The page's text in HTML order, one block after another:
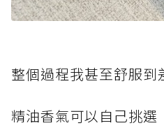
整個過程我甚至舒服到
精油香氣可以自己挑選